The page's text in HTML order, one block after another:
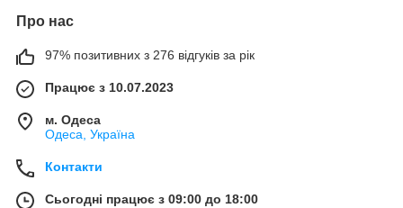
Про нас
97% позитивних з 276 відгуків за рік
Працює з 10.07.2023
м. Одеса
Одеса, Україна
Контакти
Сьогодні працює з 09:00 до 18:00